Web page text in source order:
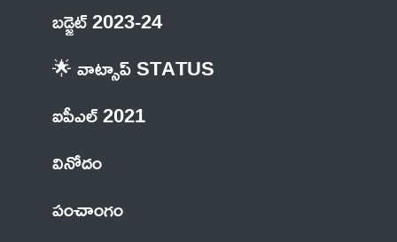
బడ్జెట్ 2023-24
🌟 వాట్సాప్ STATUS
ఐపీఎల్ 2021
వినోదం
పంచాంగం